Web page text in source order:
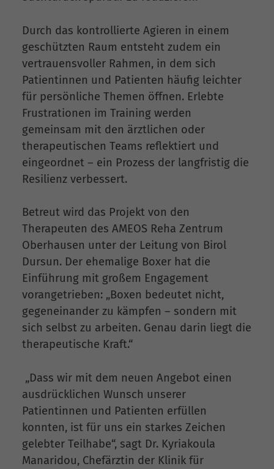
Durch das kontrollierte Agieren in einem
geschützten Raum entsteht zudem ein
vertrauensvoller Rahmen, in dem sich
Patientinnen und Patienten häufig leichter
für persönliche Themen öffnen. Erlebte
Frustrationen im Training werden
gemeinsam mit den ärztlichen oder
therapeutischen Teams reflektiert und
eingeordnet – ein Prozess der langfristig die
Resilienz verbessert.
Betreut wird das Projekt von den
Therapeuten des AMEOS Reha Zentrum
Oberhausen unter der Leitung von Birol
Dursun. Der ehemalige Boxer hat die
Einführung mit großem Engagement
vorangetrieben: „Boxen bedeutet nicht,
gegeneinander zu kämpfen – sondern mit
sich selbst zu arbeiten. Genau darin liegt die
therapeutische Kraft.“
„Dass wir mit dem neuen Angebot einen
ausdrücklichen Wunsch unserer
Patientinnen und Patienten erfüllen
konnten, ist für uns ein starkes Zeichen
gelebter Teilhabe“, sagt Dr. Kyriakoula
Manaridou, Chefärztin der Klinik für